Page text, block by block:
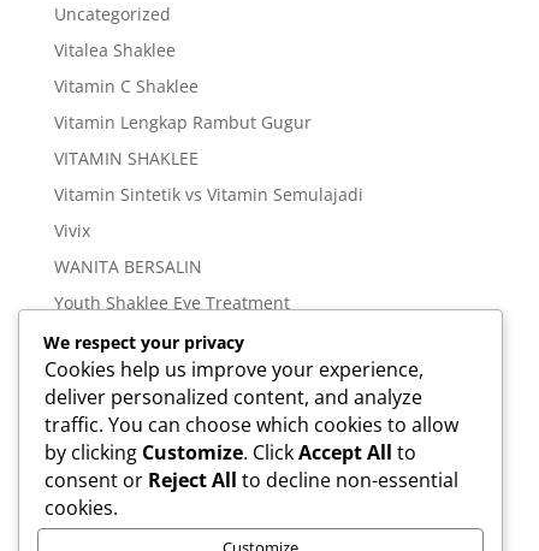
Uncategorized
Vitalea Shaklee
Vitamin C Shaklee
Vitamin Lengkap Rambut Gugur
VITAMIN SHAKLEE
Vitamin Sintetik vs Vitamin Semulajadi
Vivix
WANITA BERSALIN
Youth Shaklee Eye Treatment
YOUTH SKIN CARE SERIES
Meta
Log in
Entries feed
Comments feed
We respect your privacy
Cookies help us improve your experience,
deliver personalized content, and analyze
traffic. You can choose which cookies to allow
by clicking Customize. ClickAccept All to
consent or Reject All to decline non-essential
cookies.